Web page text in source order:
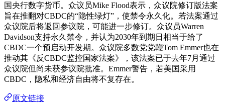
国央行数字货币。众议员Mike Flood表示，众议院修订版法案
旨在推翻对CBDC的“隐性绿灯”，使禁令永久化。若法案通过
众议院后将返回参议院，可能进一步修订。众议员Warren
Davidson支持永久禁令，并认为2030年到期日相当于给了
CBDC一个预启动开发期。众议院多数党党鞭Tom Emmer也在
推动其《反CBDC监控国家法案》，该法案已于去年7月通过
众议院但尚未获参议院批准。Emmer警告，若美国采用
CBDC，隐私和经济自由将不复存在。
原文链接